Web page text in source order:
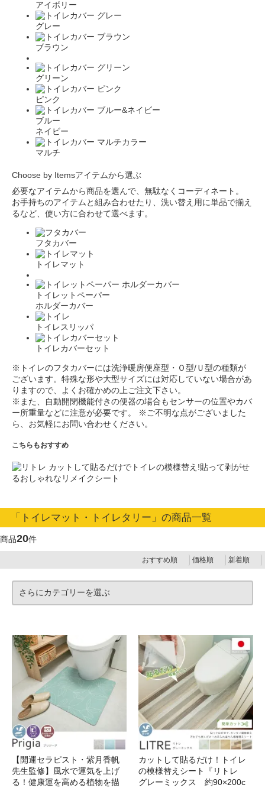
アイボリー
グレー
ブラウン
グリーン
ピンク
ブルー
ネイビー
マルチ
Choose by Itemsアイテムから選ぶ
必要なアイテムから商品を選んで、無駄なくコーディネート。
お手持ちのアイテムと組み合わせたり、洗い替え用に単品で揃え
るなど、使い方に合わせて選べます。
フタカバー
トイレマット
トイレットペーパー
ホルダーカバー
トイレスリッパ
トイレカバーセット
※トイレのフタカバーには洗浄暖房便座型・Ｏ型/Ｕ型の種類が
ございます。特殊な形や大型サイズには対応していない場合があ
りますので、よくお確かめの上ご注文下さい。
※また、自動開閉機能付きの便器の場合もセンサーの位置やカバ
ー所重量などに注意が必要です。
※ご不明な点がございました
ら、お気軽にお問い合わせください。
こちらもおすすめ
カットして貼るだけでトイレの模様替え!貼って剥がせ
るおしゃれなリメイクシート
「トイレマット・トイレタリー」の商品一覧
商品20件
おすすめ順 価格順 新着順
さらにカテゴリーを選ぶ
【開運セラピスト・紫月香帆
先生監修】風水で運気を上げ
る！健康運を高める植物を描
カットして貼るだけ！トイレ
の模様替えシート『リトレ
グレーミックス 約90×200c